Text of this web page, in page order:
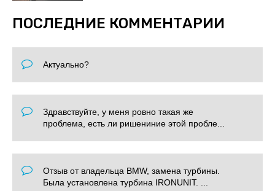
ПОСЛЕДНИЕ КОММЕНТАРИИ
Актуально?
Здравствуйте, у меня ровно такая же
проблема, есть ли ришениние этой пробле...
Отзыв от владельца BMW, замена турбины.
Была установлена турбина IRONUNIT. ...